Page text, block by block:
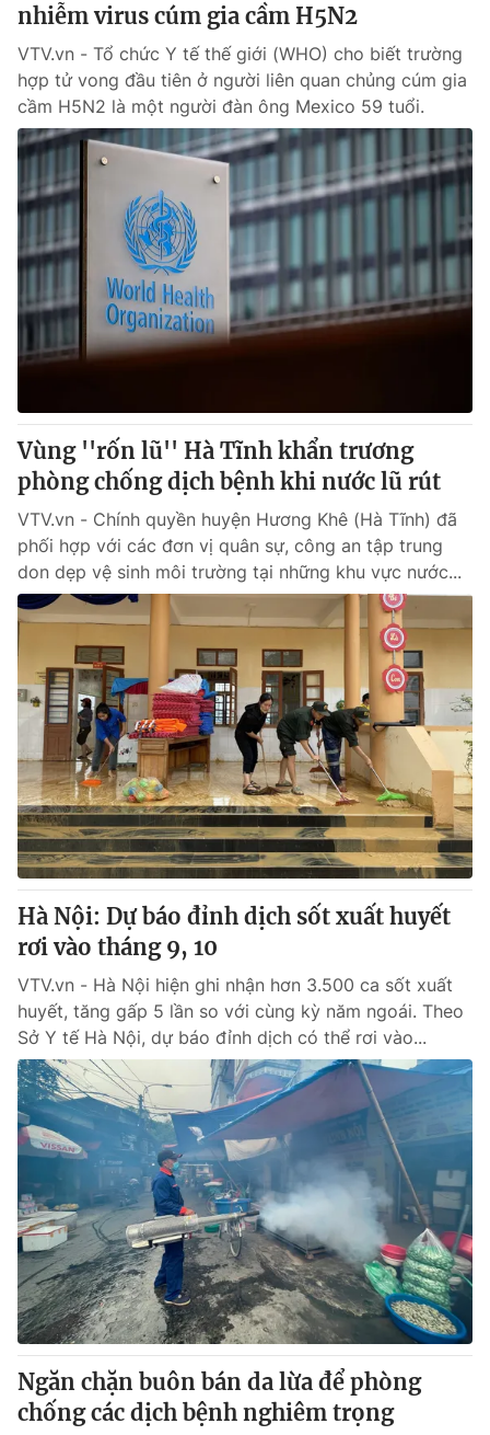
nhiễm virus cúm gia cầm H5N2
VTV.vn - Tổ chức Y tế thế giới (WHO) cho biết trường
hợp tử vong đầu tiên ở người liên quan chủng cúm gia
cầm H5N2 là một người đàn ông Mexico 59 tuổi.
Vùng ''rốn lũ'' Hà Tĩnh khẩn trương
phòng chống dịch bệnh khi nước lũ rút
VTV.vn - Chính quyền huyện Hương Khê (Hà Tĩnh) đã
phối hợp với các đơn vị quân sự, công an tập trung
don dẹp vệ sinh môi trường tại những khu vực nước...
Hà Nội: Dự báo đỉnh dịch sốt xuất huyết
rơi vào tháng 9, 10
VTV.vn - Hà Nội hiện ghi nhận hơn 3.500 ca sốt xuất
huyết, tăng gấp 5 lần so với cùng kỳ năm ngoái. Theo
Sở Y tế Hà Nội, dự báo đỉnh dịch có thể rơi vào...
Ngăn chặn buôn bán da lừa để phòng
chống các dịch bệnh nghiêm trọng